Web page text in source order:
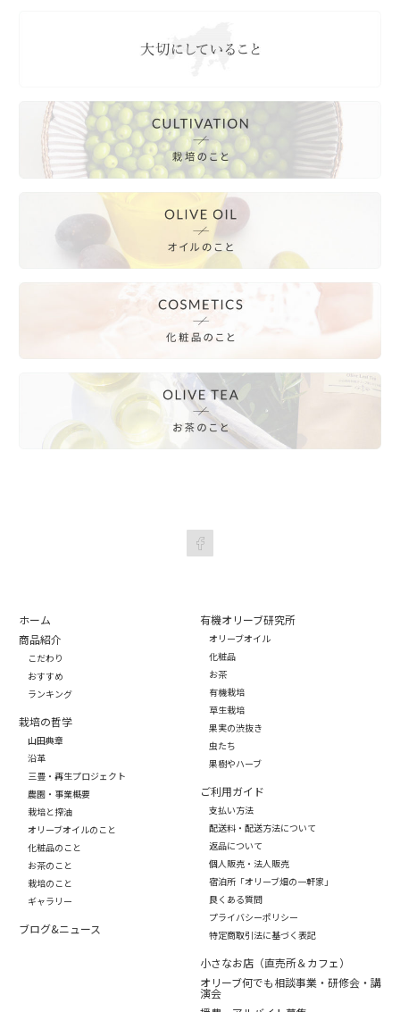
ホーム
商品紹介
こだわり
おすすめ
ランキング
栽培の哲学
山田典章
沿革
三豊・再生プロジェクト
農園・事業概要
栽培と搾油
オリーブオイルのこと
化粧品のこと
お茶のこと
栽培のこと
ギャラリー
ブログ&ニュース
有機オリーブ研究所
オリーブオイル
化粧品
お茶
有機栽培
草生栽培
果実の渋抜き
虫たち
果樹やハーブ
ご利用ガイド
支払い方法
配送料・配送方法について
返品について
個人販売・法人販売
宿泊所「オリーブ畑の一軒家」
良くある質問
プライバシーポリシー
特定商取引法に基づく表記
小さなお店（直売所＆カフェ）
オリーブ何でも相談事業・研修会・講
演会